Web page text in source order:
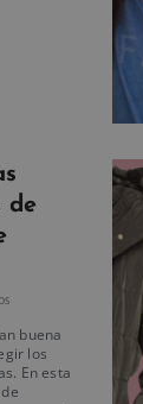
de
buena
los
En esta